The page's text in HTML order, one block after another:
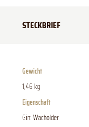
STECKBRIEF
Gewicht
1,46 kg
Eigenschaft
Gin: Wacholder